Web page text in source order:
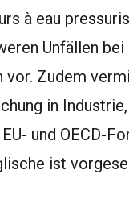
à eau
Unfällen
Zudem
in
und OECD-
ist